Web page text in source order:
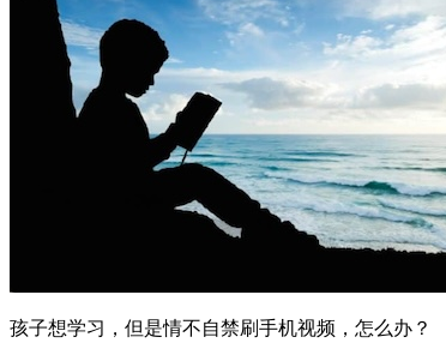
孩子想学习，但是情不自禁刷手机视频，怎么办？